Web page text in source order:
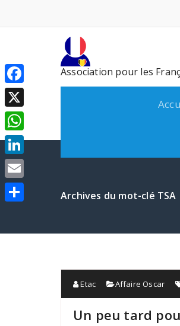
contenu
Association pour les
Archives du mot-clé TSA
Etac Affaire Oscar
Un peu tard
Facebook
X
WhatsApp
LinkedIn
Email